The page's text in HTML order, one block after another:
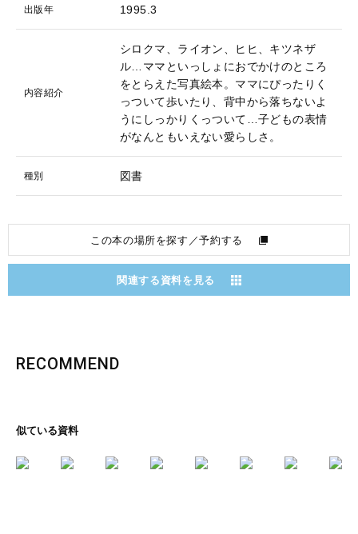
出版年 1995.3
内容紹介
シロクマ、ライオン、ヒヒ、キツネザ
ル…ママといっしょにおでかけのところ
をとらえた写真絵本。ママにぴったりく
っついて歩いたり、背中から落ちないよ
うにしっかりくっついて…子どもの表情
がなんともいえない愛らしさ。
種別 図書
この本の場所を探す／予約する
関連する資料を見る
RECOMMEND
似ている資料